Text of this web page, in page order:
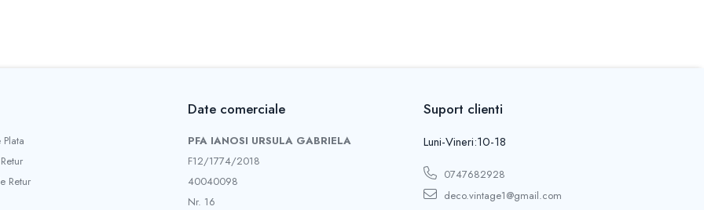
Retur
Date comerciale
PFA IANOSI URSULA GABRIELA
F12/1774/2018
40040098
Nr. 16
Suport clienti
Luni-Vineri:10-18
0747682928
deco.vintage1@gmail.com